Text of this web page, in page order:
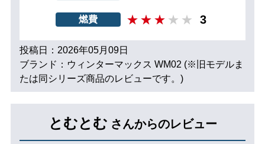
燃費 3
投稿日：2026年05月09日
ブランド：ウィンターマックス WM02 (※旧モデルま
たは同シリーズ商品のレビューです。)
とむとむ さんからのレビュー